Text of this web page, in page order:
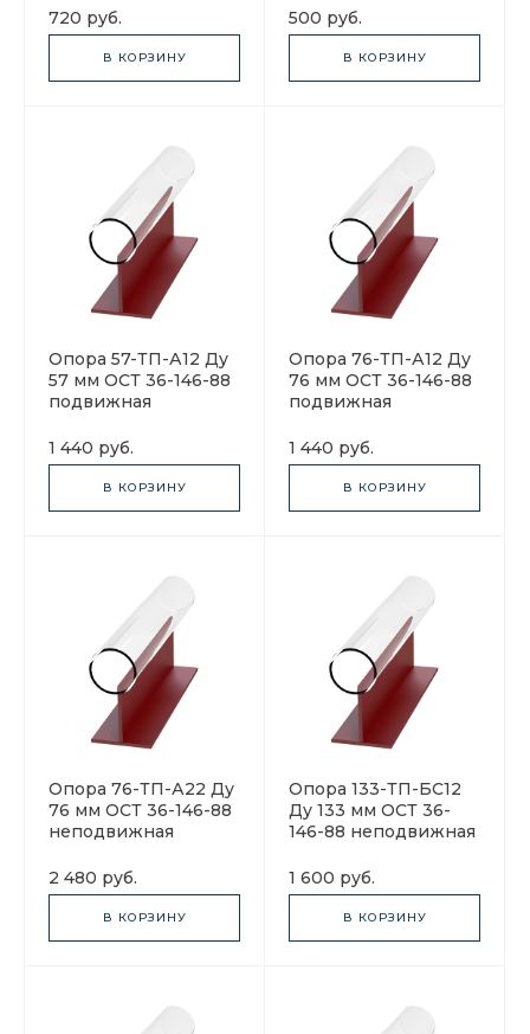
720 руб.
В КОРЗИНУ
500 руб.
В КОРЗИНУ
Опора 57-ТП-А12 Ду
57 мм ОСТ 36-146-88
подвижная
1 440 руб.
В КОРЗИНУ
Опора 76-ТП-А12 Ду
76 мм ОСТ 36-146-88
подвижная
1 440 руб.
В КОРЗИНУ
Опора 76-ТП-А22 Ду
76 мм ОСТ 36-146-88
неподвижная
2 480 руб.
В КОРЗИНУ
Опора 133-ТП-БС12
Ду 133 мм ОСТ 36-
146-88 неподвижная
1 600 руб.
В КОРЗИНУ